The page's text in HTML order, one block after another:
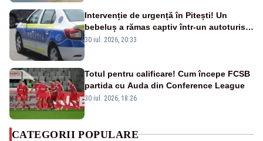
Intervenție de urgență în Pitești! Un
bebeluș a rămas captiv într-un autoturism
din cauza unei defecțiuni
30 iul. 2026, 20:33
Totul pentru calificare! Cum începe FCSB
partida cu Auda din Conference League
30 iul. 2026, 18:26
CATEGORII POPULARE